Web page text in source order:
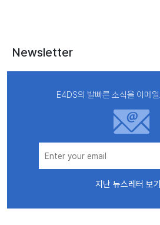
Newsletter
E4DS의 발빠른 소식을 이메
지난 뉴스레터 보